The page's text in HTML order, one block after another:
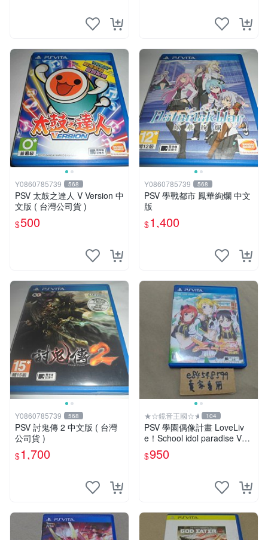
Y0860785739 568
PSV 太鼓之達人 V Version 中
文版 ( 台灣公司貨 )
$500
Y0860785739 568
PSV 學戰都市 鳳華絢爛 中文
版
$1,400
Y0860785739 568
PSV 討鬼傳 2 中文版 ( 台灣
公司貨 )
$1,700
★☆鏡音王國☆★ 104
PSV 學園偶像計畫 LoveLiv
e！School idol paradise Vol.
2 BiBi 純日版 二手良品
$950